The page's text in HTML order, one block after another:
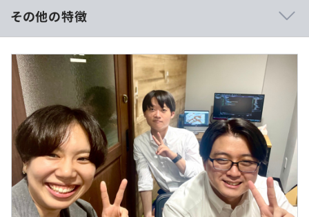
働き方も固定されたものではなく、多様なライフスタイル
に対応できるよう、常に制度を見直しています。
あなたの働き方やライフスタイルに合わせて柔軟に働ける
ため、仕事とプライベートのバランスも大切にできます。
自由度が高く、風通しのよい職場です。
■スキルアップ制度
学びたい社員を応援する研修制度と資格取得支援制度があ
り、試験費用や報奨金が支給されます。
■賃金形態：月給制
■賃金の決定方法：スキルと経験を考慮し、相談の上決定
いたします。
■月額：312,160円〜500,000円
・基本給：272,160円〜470,000円
・固定残業代：上限8時間10分〜下限13時間39分、30,000
円（超過分別途支給）
※月平均労働日数：20日
※賃金締切日：固定（月末）
※固定（月末以外）翌月10日
その他の特徴